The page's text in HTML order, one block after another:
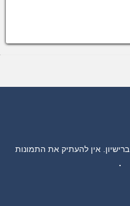
התמונות שבאתר נרכשו מאתר 123rf ברישיון. אין להעתיק את התמונות
.